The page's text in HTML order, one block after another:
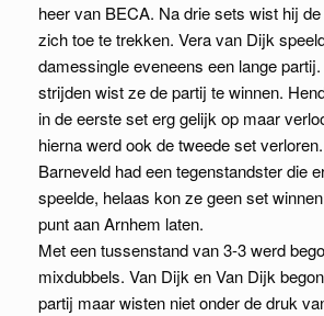
heer van BECA. Na drie sets wist hij
zich toe te trekken. Vera van Dijk
damessingle eveneens een lange
strijden wist ze de partij te winnen.
in de eerste set erg gelijk op maar
hierna werd ook de tweede set
Barneveld had een tegenstandster die
speelde, helaas kon ze geen set
punt aan Arnhem laten.
Met een tussenstand van 3-3 werd
mixdubbels. Van Dijk en Van Dijk
partij maar wisten niet onder de druk